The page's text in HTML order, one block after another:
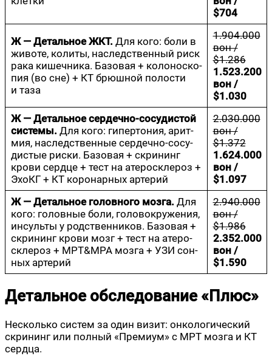
$704
Ж — Деталь­ное ЖКТ.Для кого: боли в
живо­те, коли­ты, наслед­ствен­ный риск
рака кишеч­ни­ка. Базо­вая + коло­но­ско­
пия (во сне) + КТ брюш­ной поло­сти
и таза
1.904.000
вон /
$1.286
1.523.200
вон /
$1.030
Ж — Деталь­ное сер­деч­но-сосу­ди­стой
систе­мы.Для кого: гипер­то­ния, арит­
мия, наслед­ствен­ные сер­деч­но-сосу­
ди­стые рис­ки. Базо­вая + скри­нинг
кро­ви серд­це + тест на ате­ро­скле­роз +
Эхо­КГ + КТ коро­нар­ных артерий
2.030.000
вон /
$1.372
1.624.000
вон /
$1.097
Ж — Деталь­ное голов­но­го моз­га.Для
кого: голов­ные боли, голо­во­кру­же­ния,
инсуль­ты у род­ствен­ни­ков. Базо­вая +
скри­нинг кро­ви мозг + тест на ате­ро­
скле­роз + МРТ&МРА моз­га + УЗИ сон­
ных артерий
2.940.000
вон /
$1.986
2.352.000
вон /
$1.590
Детальное обследование «Плюс»
Несколь­ко систем за один визит: онко­ло­ги­че­ский
скри­нинг или пол­ный «Пре­ми­ум» с МРТ моз­га и КТ
сердца.